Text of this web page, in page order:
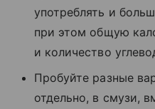
употреблять и
при этом общую
и количество
Пробуйте разные
отдельно, в смузи,